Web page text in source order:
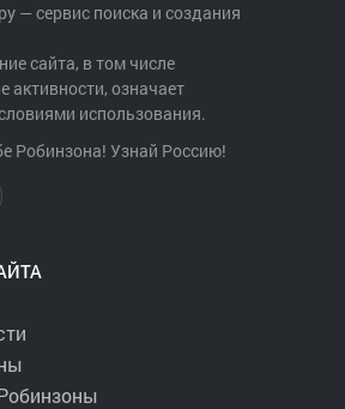
— сервис поиска и создания
сайта, в том числе
активности, означает
использования.
Робинзона! Узнай Россию!